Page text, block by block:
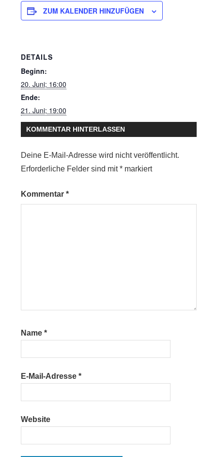
ZUM KALENDER HINZUFÜGEN
DETAILS
Beginn:
20. Juni; 16:00
Ende:
21. Juni; 19:00
KOMMENTAR HINTERLASSEN
Deine E-Mail-Adresse wird nicht veröffentlicht.
Erforderliche Felder sind mit*markiert
Kommentar *
Name *
E-Mail-Adresse *
Website